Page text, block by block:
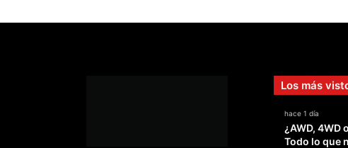
Los más
hace 1 día
¿AWD, 4WD
Todo lo que